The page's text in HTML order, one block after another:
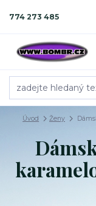
774 273 485
Úvod Ženy